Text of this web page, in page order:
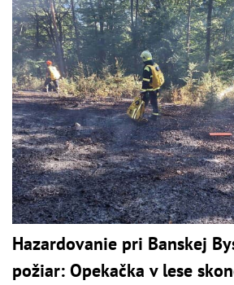
Hazardovanie pri Banskej
požiar: Opekačka v lese